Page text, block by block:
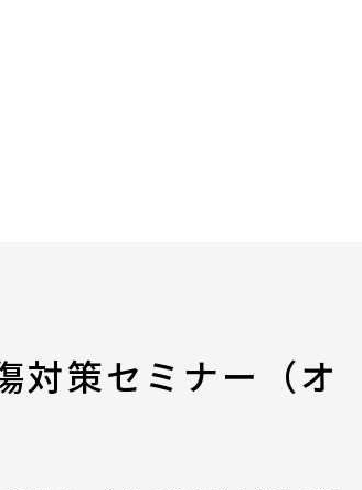
対策セミナー（オ